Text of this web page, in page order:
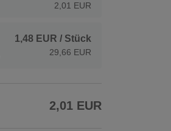
2,01 EUR
1,48 EUR / Stück
29,66 EUR
2,01 EUR